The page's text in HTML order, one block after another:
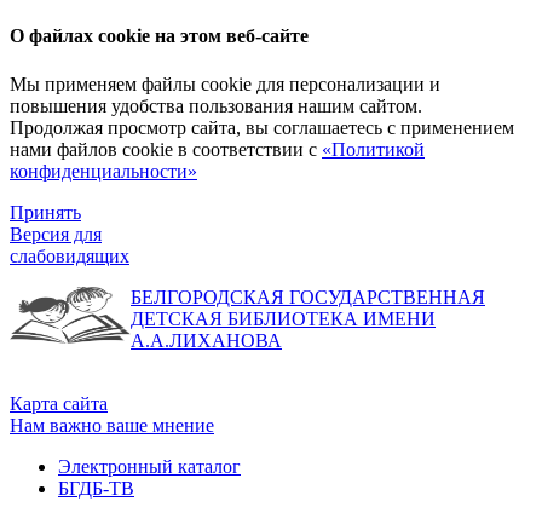
О файлах cookie на этом веб-сайте
Мы применяем файлы cookie для персонализации и
повышения удобства пользования нашим сайтом.
Продолжая просмотр сайта, вы соглашаетесь с применением
нами файлов cookie в соответствии с «Политикой
конфиденциальности»
Принять
Версия для
слабовидящих
БЕЛГОРОДСКАЯ ГОСУДАРСТВЕННАЯ
ДЕТСКАЯ БИБЛИОТЕКА ИМЕНИ
А.А.ЛИХАНОВА
Карта сайта
Нам важно ваше мнение
Электронный каталог
БГДБ-ТВ